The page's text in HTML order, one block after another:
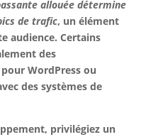
allouée détermine
de trafic, un élément
audience. Certains
des
WordPress ou
des systèmes de
privilégiez un